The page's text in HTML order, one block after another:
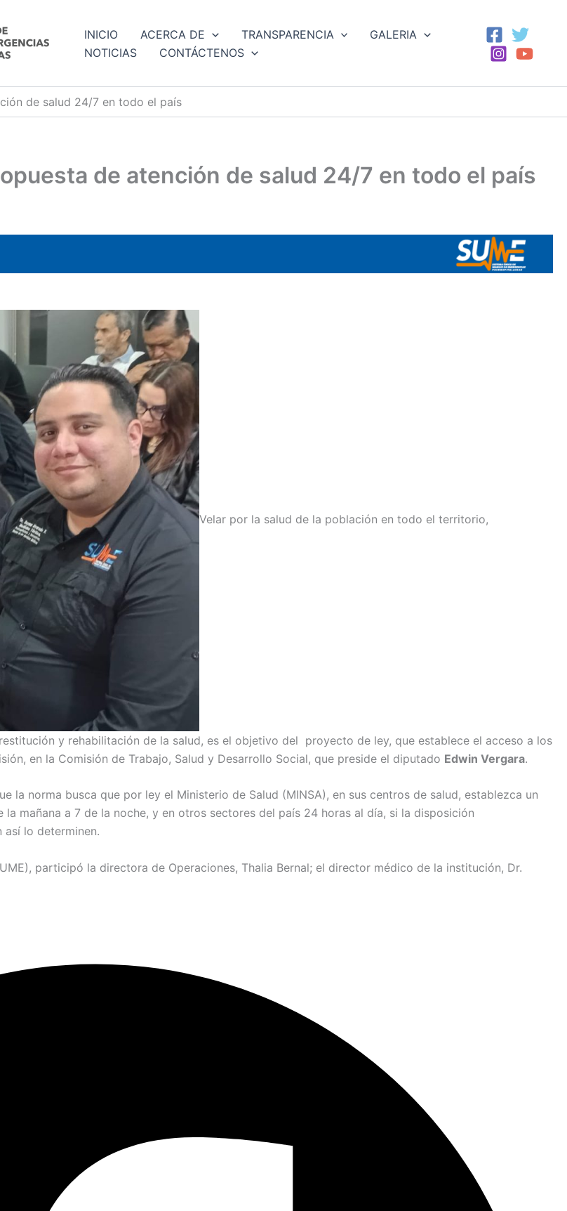
INICIO ACERCA DE TRANSPARENCIA
GALERIA
NOTICIAS
CONTÁCTENOS
de salud 24/7 en todo el país
de atención de salud 24/7 en todo el país
Velar por la salud de la población en todo el territorio,
y rehabilitación de la salud, es el objetivo del proyecto de ley, que establece el acceso a los
en la Comisión de Trabajo, Salud y Desarrollo Social, que preside el diputado Edwin Vergara.
la norma busca que por ley el Ministerio de Salud (MINSA), en sus centros de salud, establezca un
mañana a 7 de la noche, y en otros sectores del país 24 horas al día, si la disposición
así lo determinen.
participó la directora de Operaciones, Thalia Bernal; el director médico de la institución, Dr.